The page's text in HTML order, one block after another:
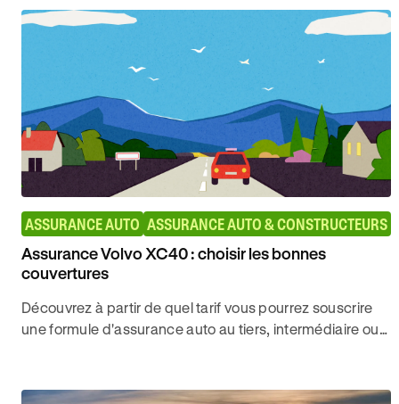
ASSURANCE AUTO ASSURANCE AUTO & CONSTRUCTEURS
Assurance Volvo XC40 : choisir les bonnes
couvertures
Découvrez à partir de quel tarif vous pourrez souscrire
une formule d'assurance auto au tiers, intermédiaire ou